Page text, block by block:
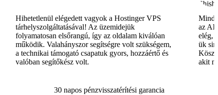
Hihetetlenül elégedett vagyok a Hostinger VPS
tárhelyszolgáltatásával! Az üzemidejük
folyamatosan elsőrangú, így az oldalam kiválóan
működik. Valahányszor segítségre volt szükségem,
a technikai támogató csapatuk gyors, hozzáértő és
valóban segítőkész volt.
az AI-
elég,
ük
akit
30 napos pénzvisszatérítési garancia